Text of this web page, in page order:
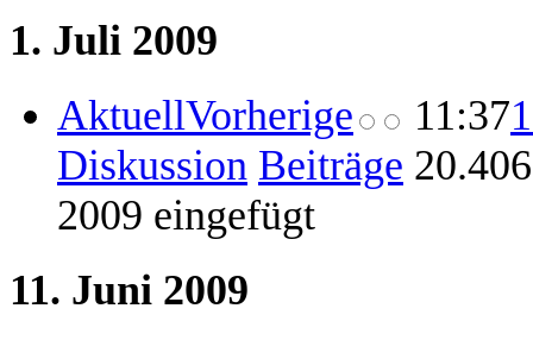
1. Juli 2009
AktuellVorherige 11:37
Diskussion Beiträge
2009 eingefügt
11. Juni 2009